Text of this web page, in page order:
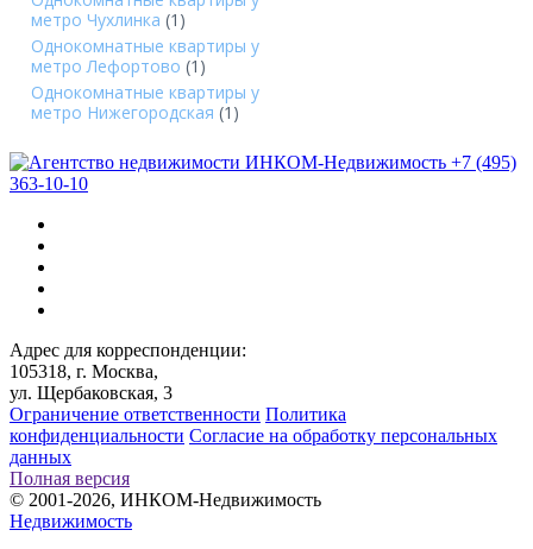
метро Чухлинка (1)
Однокомнатные квартиры у
метро Лефортово (1)
Однокомнатные квартиры у
метро Нижегородская (1)
+7 (495)
363-10-10
Адрес для корреспонденции:
105318, г. Москва,
ул. Щербаковская, 3
Ограничение ответственности Политика
конфиденциальности Согласие на обработку персональных
данных
Полная версия
© 2001-2026, ИНКОМ-Недвижимость
Недвижимость